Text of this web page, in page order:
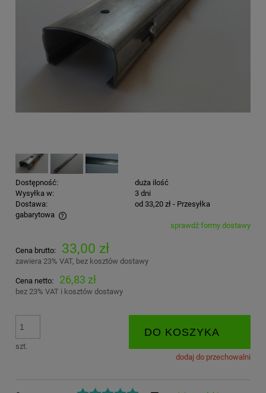
Dostępność:
duża ilość
Wysyłka w:
3 dni
Dostawa:
od 33,20 zł - Przesyłka
gabarytowa
Cena nie zawiera ewentualnych kosztów płatnościsprawdź formy dostawy
Cena brutto: 33,00 zł
zawiera 23% VAT, bez kosztów dostawy
Cena netto: 26,83 zł
bez 23% VAT i kosztów dostawy
szt.
DO KOSZYKA
dodaj do przechowalni